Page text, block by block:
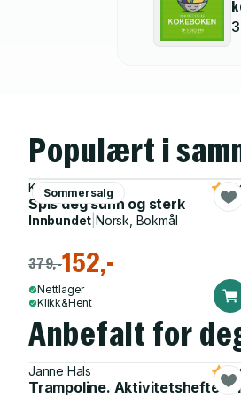
Populært i
Sommersalg
Kristine Weber
Spis deg sunn og sterk
Innbundet |Norsk, Bokmål
379,-152,-
Nettlager
Klikk&Hent
Anbefalt for
Janne Hals
Trampoline. Aktivitetshefte